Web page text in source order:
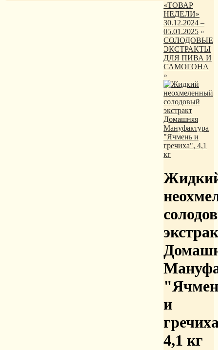
«ТОВАР
НЕДЕЛИ»
30.12.2024 –
05.01.2025 »
СОЛОДОВЫЕ
ЭКСТРАКТЫ
ДЛЯ ПИВА И
САМОГОНА
»
и
4,1 кг